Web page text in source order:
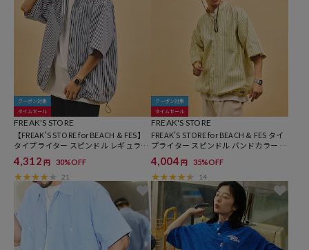
クーポン対象
タイムセール
FREAK'S STORE
【FREAK'S STORE for BEACH & FES】
タイプライター スピンドル レギュラー
カラー ショートスリーブシャツ
4,312 円 30%OFF
21
クーポン対象
タイムセール
FREAK'S STORE
FREAK'S STORE for BEACH & FES タイ
プライター スピンドル バンドカラー ス
トライプ ショートスリーブシャツ
4,004 円 35%OFF
14